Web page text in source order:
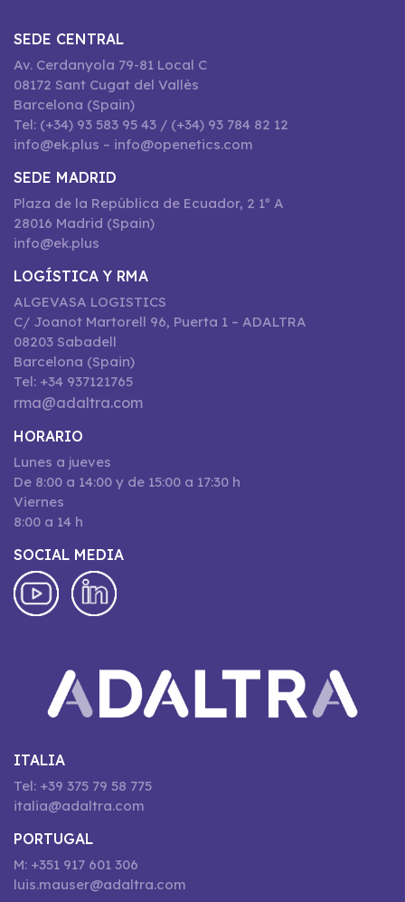
SEDE CENTRAL
Av. Cerdanyola 79-81 Local C
08172 Sant Cugat del Vallès
Barcelona (Spain)
Tel: (+34) 93 583 95 43 / (+34) 93 784 82 12
info@ek.plus – info@openetics.com
SEDE MADRID
Plaza de la República de Ecuador, 2 1º A
28016 Madrid (Spain)
info@ek.plus
LOGÍSTICA Y RMA
ALGEVASA LOGISTICS
C/ Joanot Martorell 96, Puerta 1 – ADALTRA
08203 Sabadell
Barcelona (Spain)
Tel: +34 937121765
rma@adaltra.com
HORARIO
Lunes a jueves
De 8:00 a 14:00 y de 15:00 a 17:30 h
Viernes
8:00 a 14 h
SOCIAL MEDIA
ITALIA
Tel: +39 375 79 58 775
italia@adaltra.com
PORTUGAL
M: +351 917 601 306
luis.mauser@adaltra.com